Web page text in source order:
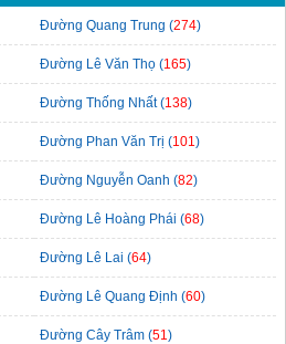
Đường Quang Trung (274)
Đường Lê Văn Thọ (165)
Đường Thống Nhất (138)
Đường Phan Văn Trị (101)
Đường Nguyễn Oanh (82)
Đường Lê Hoàng Phái (68)
Đường Lê Lai (64)
Đường Lê Quang Định (60)
Đường Cây Trâm (51)